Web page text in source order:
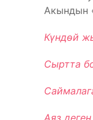
Акындын
Күндөй
Сыртта
Аяз